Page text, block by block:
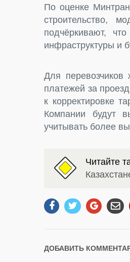
По оценке
строительство,
подчёркивают,
инфраструктуры и
Для перевозчиков
платежей за
к корректировке
Компании будут
учитывать более
Читайте
ДОБАВИТЬ